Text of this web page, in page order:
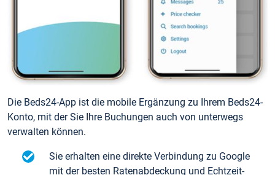
Die Beds24-App ist die mobile Ergänzung zu Ihrem Beds24-
Konto, mit der Sie Ihre Buchungen auch von unterwegs
verwalten können.
Sie erhalten eine direkte Verbindung zu Google
mit der besten Ratenabdeckung und Echtzeit-